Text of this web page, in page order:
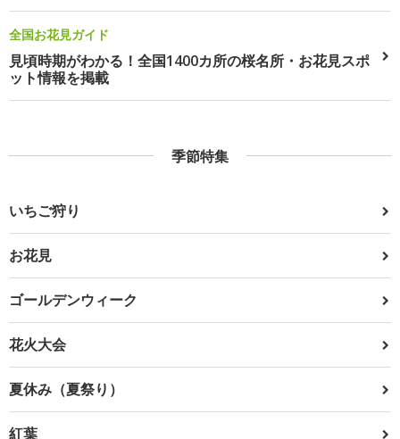
全国お花見ガイド
見頃時期がわかる！全国1400カ所の桜名所・お花見スポ
ット情報を掲載
季節特集
いちご狩り
お花見
ゴールデンウィーク
花火大会
夏休み（夏祭り）
紅葉